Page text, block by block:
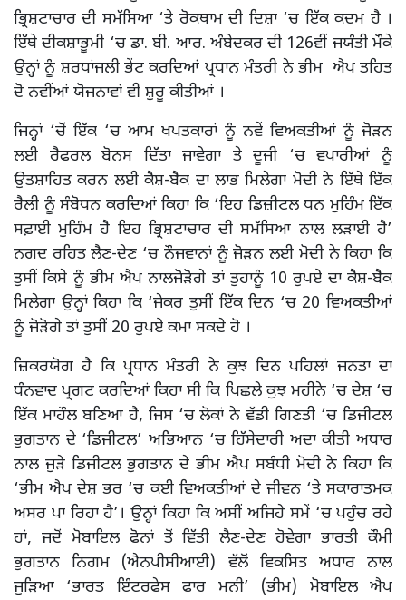
ਭ੍ਰਿਸ਼ਟਾਚਾਰ ਦੀ ਸਮੱਸਿਆ ‘ਤੇ ਰੋਕਥਾਮ ਦੀ ਦਿਸ਼ਾ ‘ਚ ਇੱਕ ਕਦਮ ਹੈ ।
ਇੱਥੇ ਦੀਕਸ਼ਾਭੂਮੀ ‘ਚ ਡਾ. ਬੀ. ਆਰ. ਅੰਬੇਦਕਰ ਦੀ 126ਵੀਂ ਜਯੰਤੀ ਮੌਕੇ
ਉਨ੍ਹਾਂ ਨੂੰ ਸ਼ਰਧਾਂਜਲੀ ਭੇਂਟ ਕਰਦਿਆਂ ਪ੍ਰਧਾਨ ਮੰਤਰੀ ਨੇ ਭੀਮ ਐਪ ਤਹਿਤ
ਦੋ ਨਵੀਂਆਂ ਯੋਜਨਾਵਾਂ ਵੀ ਸ਼ੁਰੂ ਕੀਤੀਆਂ ।
ਜਿਨ੍ਹਾਂ ‘ਚੋਂ ਇੱਕ ‘ਚ ਆਮ ਖਪਤਕਾਰਾਂ ਨੂੰ ਨਵੇਂ ਵਿਅਕਤੀਆਂ ਨੂੰ ਜੋੜਨ
ਲਈ ਰੈਫਰਲ ਬੋਨਸ ਦਿੱਤਾ ਜਾਵੇਗਾ ਤੇ ਦੂਜੀ ‘ਚ ਵਪਾਰੀਆਂ ਨੂੰ
ਉਤਸ਼ਾਹਿਤ ਕਰਨ ਲਈ ਕੈਸ਼-ਬੈਕ ਦਾ ਲਾਭ ਮਿਲੇਗਾ ਮੋਦੀ ਨੇ ਇੱਥੇ ਇੱਕ
ਰੈਲੀ ਨੂੰ ਸੰਬੋਧਨ ਕਰਦਿਆਂ ਕਿਹਾ ਕਿ ‘ਇਹ ਡਿਜ਼ੀਟਲ ਧਨ ਮੁਹਿੰਮ ਇੱਕ
ਸਫ਼ਾਈ ਮੁਹਿੰਮ ਹੈ ਇਹ ਭ੍ਰਿਸ਼ਟਾਚਾਰ ਦੀ ਸਮੱਸਿਆ ਨਾਲ ਲੜਾਈ ਹੈ’
ਨਗਦ ਰਹਿਤ ਲੈਣ-ਦੇਣ ‘ਚ ਨੌਜਵਾਨਾਂ ਨੂੰ ਜੋੜਨ ਲਈ ਮੋਦੀ ਨੇ ਕਿਹਾ ਕਿ
ਤੁਸੀਂ ਕਿਸੇ ਨੂੰ ਭੀਮ ਐਪ ਨਾਲਜੋੜੋਗੇ ਤਾਂ ਤੁਹਾਨੂੰ 10 ਰੁਪਏ ਦਾ ਕੈਸ਼-ਬੈਕ
ਮਿਲੇਗਾ ਉਨ੍ਹਾਂ ਕਿਹਾ ਕਿ ‘ਜੇਕਰ ਤੁਸੀਂ ਇੱਕ ਦਿਨ ‘ਚ 20 ਵਿਅਕਤੀਆਂ
ਨੂੰ ਜੋੜੋਗੇ ਤਾਂ ਤੁਸੀਂ 20 ਰੁਪਏ ਕਮਾ ਸਕਦੇ ਹੋ ।
ਜ਼ਿਕਰਯੋਗ ਹੈ ਕਿ ਪ੍ਰਧਾਨ ਮੰਤਰੀ ਨੇ ਕੁਝ ਦਿਨ ਪਹਿਲਾਂ ਜਨਤਾ ਦਾ
ਧੰਨਵਾਦ ਪ੍ਰਗਟ ਕਰਦਿਆਂ ਕਿਹਾ ਸੀ ਕਿ ਪਿਛਲੇ ਕੁਝ ਮਹੀਨੇ ‘ਚ ਦੇਸ਼ ‘ਚ
ਇੱਕ ਮਾਹੌਲ ਬਣਿਆ ਹੈ, ਜਿਸ ‘ਚ ਲੋਕਾਂ ਨੇ ਵੱਡੀ ਗਿਣਤੀ ‘ਚ ਡਿਜੀਟਲ
ਭੁਗਤਾਨ ਦੇ ‘ਡਿਜੀਟਲ’ ਅਭਿਆਨ ‘ਚ ਹਿੱਸੇਦਾਰੀ ਅਦਾ ਕੀਤੀ ਅਧਾਰ
ਨਾਲ ਜੁੜੇ ਡਿਜੀਟਲ ਭੁਗਤਾਨ ਦੇ ਭੀਮ ਐਪ ਸਬੰਧੀ ਮੋਦੀ ਨੇ ਕਿਹਾ ਕਿ
‘ਭੀਮ ਐਪ ਦੇਸ਼ ਭਰ ‘ਚ ਕਈ ਵਿਅਕਤੀਆਂ ਦੇ ਜੀਵਨ ‘ਤੇ ਸਕਾਰਾਤਮਕ
ਅਸਰ ਪਾ ਰਿਹਾ ਹੈ’। ਉਨ੍ਹਾਂ ਕਿਹਾ ਕਿ ਅਸੀਂ ਅਜਿਹੇ ਸਮੇਂ ‘ਚ ਪਹੁੰਚ ਰਹੇ
ਹਾਂ, ਜਦੋਂ ਮੋਬਾਇਲ ਫੋਨਾਂ ਤੋਂ ਵਿੱਤੀ ਲੈਣ-ਦੇਣ ਹੋਵੇਗਾ ਭਾਰਤੀ ਕੌਮੀ
ਭੁਗਤਾਨ ਨਿਗਮ (ਐਨਪੀਸੀਆਈ) ਵੱਲੋਂ ਵਿਕਸਿਤ ਅਧਾਰ ਨਾਲ
ਜੁੜਿਆ ‘ਭਾਰਤ ਇੰਟਰਫੇਸ ਫਾਰ ਮਨੀ’ (ਭੀਮ) ਮੋਬਾਇਲ ਐਪ